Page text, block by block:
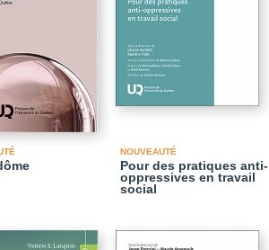
NOUVEAUTÉ
Pour des pratiques anti-
oppressives en travail
social